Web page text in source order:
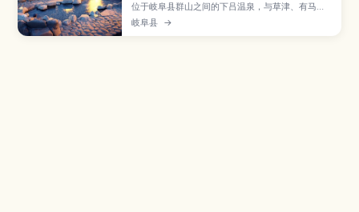
位于岐阜县群山之间的下吕温泉，与草津、有马并
列日本三大名泉，以丝滑的美肌泉质和充满昭和氛
围的温泉街闻名。文章介绍足汤与河畔露天温泉、
岐阜县 →